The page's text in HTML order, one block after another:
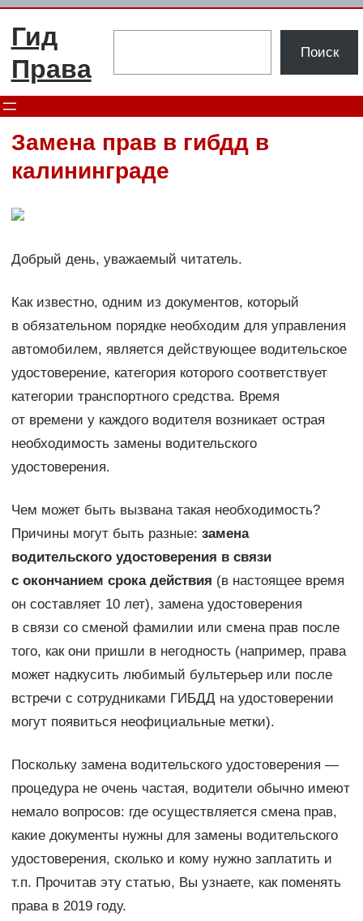
Перейти
содержимому
Гид
Права
Поиск
Замена прав в гибдд в
калининграде
Добрый день, уважаемый читатель.
Как известно, одним из документов, который
в обязательном порядке необходим для управления
автомобилем, является действующее водительское
удостоверение, категория которого соответствует
категории транспортного средства. Время
от времени у каждого водителя возникает острая
необходимость замены водительского
удостоверения.
Чем может быть вызвана такая необходимость?
Причины могут быть разные: замена
водительского удостоверения в связи
с окончанием срока действия (в настоящее время
он составляет 10 лет), замена удостоверения
в связи со сменой фамилии или смена прав после
того, как они пришли в негодность (например, права
может надкусить любимый бультерьер или после
встречи с сотрудниками ГИБДД на удостоверении
могут появиться неофициальные метки).
Поскольку замена водительского удостоверения —
процедура не очень частая, водители обычно имеют
немало вопросов: где осуществляется смена прав,
какие документы нужны для замены водительского
удостоверения, сколько и кому нужно заплатить и
т.п. Прочитав эту статью, Вы узнаете, как поменять
права в 2019 году.